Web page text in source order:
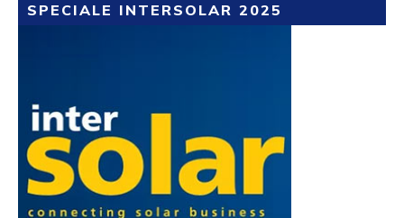
SPECIALE INTERSOLAR 2025